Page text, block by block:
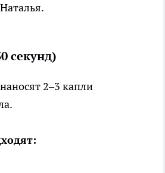
секунд)
2–3 капли